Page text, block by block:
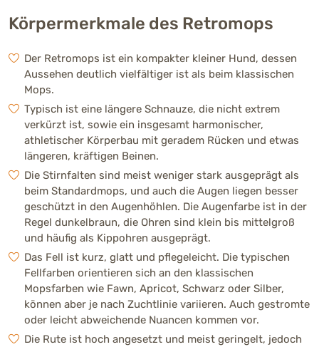
Anfällig für Übergewicht, vereinzelt
Atemwegs-, Augen-, Ohr- und Gelenkprobleme
beim klassischen Mops)
Lebenserwartung
ca. 12-15 Jahre
Richtpreis (Züchter)
1500 - 2400 €
Körpermerkmale des Retromops
Der Retromops ist ein kompakter kleiner Hund, dessen
Aussehen deutlich vielfältiger ist als beim klassischen
Mops.
Typisch ist eine längere Schnauze, die nicht extrem
verkürzt ist, sowie ein insgesamt harmonischer,
athletischer Körperbau mit geradem Rücken und etwas
längeren, kräftigen Beinen.
Die Stirnfalten sind meist weniger stark ausgeprägt als
beim Standardmops, und auch die Augen liegen besser
geschützt in den Augenhöhlen. Die Augenfarbe ist in der
Regel dunkelbraun, die Ohren sind klein bis mittelgroß
und häufig als Kippohren ausgeprägt.
Das Fell ist kurz, glatt und pflegeleicht. Die typischen
Fellfarben orientieren sich an den klassischen
Mopsfarben wie Fawn, Apricot, Schwarz oder Silber,
können aber je nach Zuchtlinie variieren. Auch gestromte
oder leicht abweichende Nuancen kommen vor.
Die Rute ist hoch angesetzt und meist geringelt, jedoch